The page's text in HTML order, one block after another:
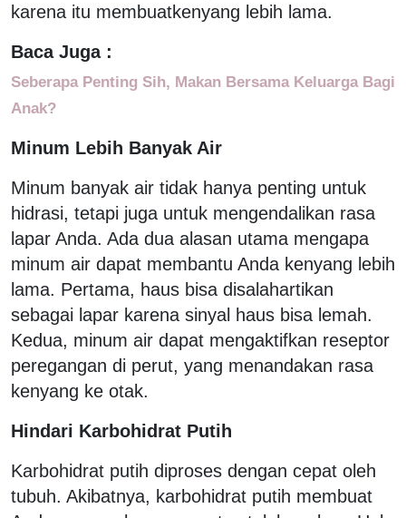
karena itu membuatkenyang lebih lama.
Baca Juga :
Seberapa Penting Sih, Makan Bersama Keluarga Bagi
Anak?
Minum Lebih Banyak Air
Minum banyak air tidak hanya penting untuk
hidrasi, tetapi juga untuk mengendalikan rasa
lapar Anda. Ada dua alasan utama mengapa
minum air dapat membantu Anda kenyang lebih
lama. Pertama, haus bisa disalahartikan
sebagai lapar karena sinyal haus bisa lemah.
Kedua, minum air dapat mengaktifkan reseptor
peregangan di perut, yang menandakan rasa
kenyang ke otak.
Hindari Karbohidrat Putih
Karbohidrat putih diproses dengan cepat oleh
tubuh. Akibatnya, karbohidrat putih membuat